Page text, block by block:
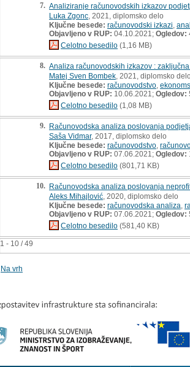
1 - 10 / 49
7. Analiziranje računovodskih izkazov
Luka Zgonc , 2021, diplomsko delo
Ključne besede: računovodski izkazi
Objavljeno v RUP: 04.10.2021; Ogledov:
Celotno besedilo (1,16 MB)
8. Analiza računovodskih izkazov :
Matej Sven Bombek , 2021, diplomsko delo
Ključne besede: računovodstvo
Objavljeno v RUP: 10.06.2021; Ogledov:
Celotno besedilo (1,08 MB)
9. Računovodska analiza poslovanja
Saša Vidmar, 2017, diplomsko delo
Ključne besede: računovodstvo
Objavljeno v RUP: 07.06.2021; Ogledov:
Celotno besedilo (801,71 KB)
10. Računovodska analiza poslovanja
Aleks Mihajlović , 2020, diplomsko delo
Ključne besede: računovodska analiza
Objavljeno v RUP: 07.06.2021; Ogledov:
Celotno besedilo (581,40 KB)
Na vrh